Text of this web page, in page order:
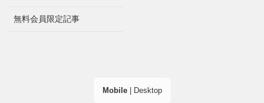
無料会員限定記事
Mobile| Desktop